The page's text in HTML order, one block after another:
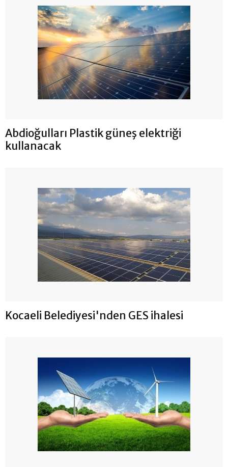
Abdioğulları Plastik güneş elektriği
kullanacak
Kocaeli Belediyesi'nden GES ihalesi